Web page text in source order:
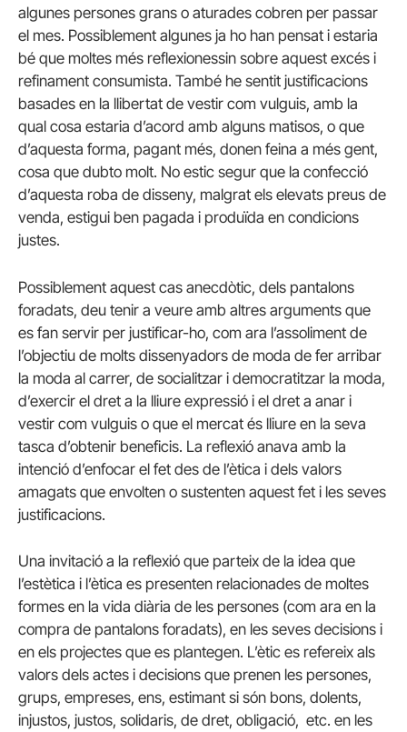
algunes persones grans o aturades cobren per passar
el mes. Possiblement algunes ja ho han pensat i estaria
bé que moltes més reflexionessin sobre aquest excés i
refinament consumista. També he sentit justificacions
basades en la llibertat de vestir com vulguis, amb la
qual cosa estaria d’acord amb alguns matisos, o que
d’aquesta forma, pagant més, donen feina a més gent,
cosa que dubto molt. No estic segur que la confecció
d’aquesta roba de disseny, malgrat els elevats preus de
venda, estigui ben pagada i produïda en condicions
justes.
Possiblement aquest cas anecdòtic, dels pantalons
foradats, deu tenir a veure amb altres arguments que
es fan servir per justificar-ho, com ara l’assoliment de
l’objectiu de molts dissenyadors de moda de fer arribar
la moda al carrer, de socialitzar i democratitzar la moda,
d’exercir el dret a la lliure expressió i el dret a anar i
vestir com vulguis o que el mercat és lliure en la seva
tasca d’obtenir beneficis. La reflexió anava amb la
intenció d’enfocar el fet des de l’ètica i dels valors
amagats que envolten o sustenten aquest fet i les seves
justificacions.
Una invitació a la reflexió que parteix de la idea que
l’estètica i l’ètica es presenten relacionades de moltes
formes en la vida diària de les persones (com ara en la
compra de pantalons foradats), en les seves decisions i
en els projectes que es plantegen. L’ètic es refereix als
valors dels actes i decisions que prenen les persones,
grups, empreses, ens, estimant si són bons, dolents,
injustos, justos, solidaris, de dret, obligació, etc. en les